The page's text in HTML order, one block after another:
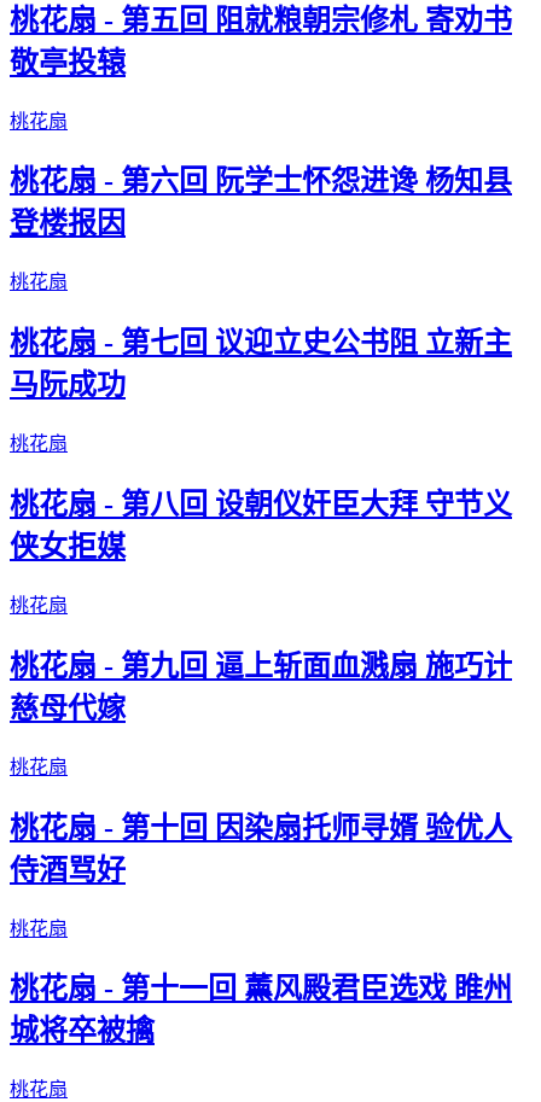
桃花扇 - 第五回 阻就粮朝宗修札 寄劝书
敬亭投辕
桃花扇
桃花扇 - 第六回 阮学士怀怨进谗 杨知县
登楼报因
桃花扇
桃花扇 - 第七回 议迎立史公书阻 立新主
马阮成功
桃花扇
桃花扇 - 第八回 设朝仪奸臣大拜 守节义
侠女拒媒
桃花扇
桃花扇 - 第九回 逼上斩面血溅扇 施巧计
慈母代嫁
桃花扇
桃花扇 - 第十回 因染扇托师寻婿 验优人
侍酒骂好
桃花扇
桃花扇 - 第十一回 薰风殿君臣选戏 睢州
城将卒被擒
桃花扇